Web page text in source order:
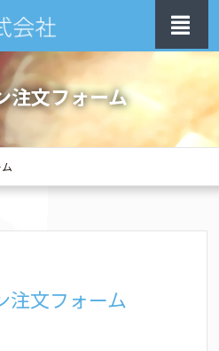
注文フォーム
注文フォーム